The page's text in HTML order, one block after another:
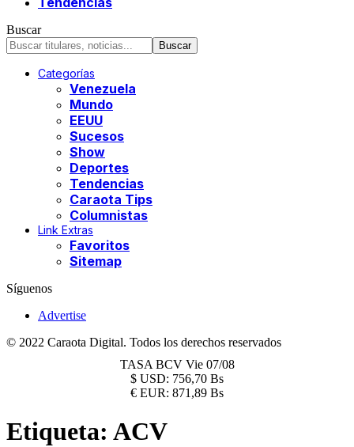
Buscar
Categorías
Venezuela
Mundo
EEUU
Sucesos
Show
Deportes
Tendencias
Caraota Tips
Columnistas
Link Extras
Favoritos
Sitemap
Síguenos
Advertise
© 2022 Caraota Digital. Todos los derechos reservados
TASA BCV Vie 07/08
$ USD: 756,70 Bs
€ EUR: 871,89 Bs
Etiqueta: ACV